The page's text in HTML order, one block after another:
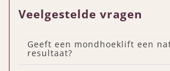
Veelgestelde vragen
Geeft een mondhoeklift een
resultaat?